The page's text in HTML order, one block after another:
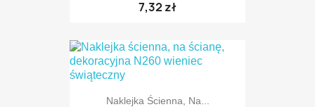
7,32 zł
TYLKO ONLINE
Naklejka Ścienna, Na...